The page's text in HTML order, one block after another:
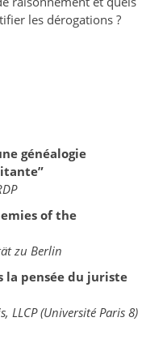
les dérogations ?
généalogie
”
of the
zu Berlin
la pensée du juriste
(Université Paris 8)